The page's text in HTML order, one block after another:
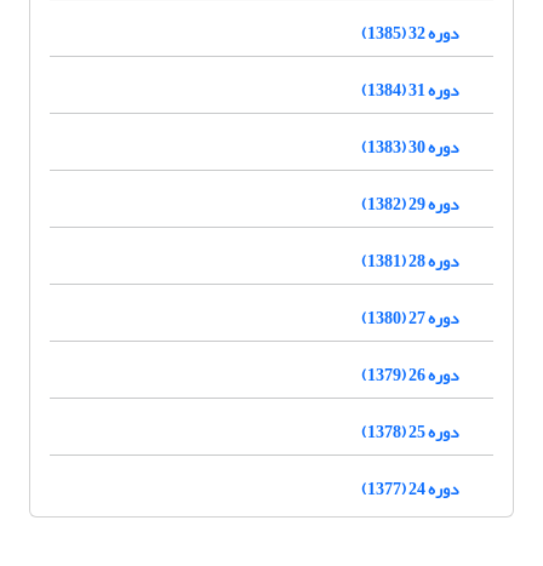
دوره 32 (1385)
دوره 31 (1384)
دوره 30 (1383)
دوره 29 (1382)
دوره 28 (1381)
دوره 27 (1380)
دوره 26 (1379)
دوره 25 (1378)
دوره 24 (1377)